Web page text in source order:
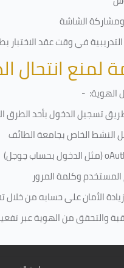
الشاشة
في وقت عقد الاختبار
لمنع انتحال
الهوية: -
تسجيل الدخول بأحد الطرق
النشط الخاص بجامعة الطائف
(مثل الدخول بحساب جوجل)
وكلمة المرور
الأمان على حسابه من
والتحقق من الهوية عبر تفعيل